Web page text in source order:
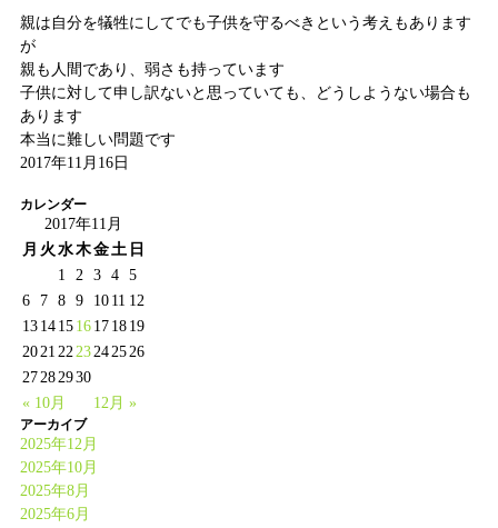
親は自分を犠牲にしてでも子供を守るべきという考えもあります
が
親も人間であり、弱さも持っています
子供に対して申し訳ないと思っていても、どうしようない場合も
あります
本当に難しい問題です
2017年11月16日
カレンダー
2017年11月
月 火 水木金土 日
« 10月 12月 »
1 2 3 4
5
6
7 8 9 10 11 12
13 14 15 16 17 18 19
2021 2223242526
27282930
アーカイブ
2025年12月
2025年10月
2025年8月
2025年6月